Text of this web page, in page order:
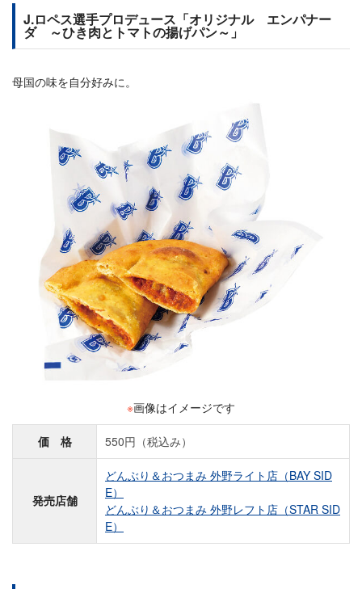
J.ロペス選手プロデュース「オリジナル エンパナー
ダ ～ひき肉とトマトの揚げパン～」
母国の味を自分好みに。
※画像はイメージです
価 格 550円（税込み）
発売店舗
どんぶり＆おつまみ 外野ライト店（BAY SID
E）
どんぶり＆おつまみ 外野レフト店（STAR SID
E）